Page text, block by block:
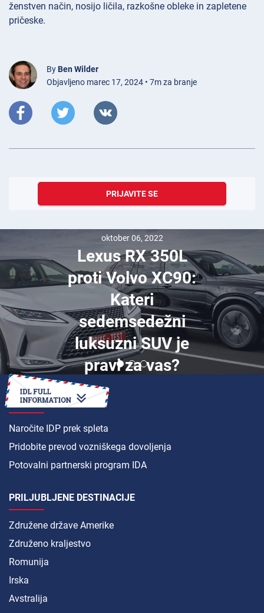
ženstven način, nosijo ličila, razkošne obleke in zapletene
pričeske.
By Ben Wilder
Objavljeno marec 17, 2024 • 7m za branje
PRIJAVITE SE
oktober 06, 2022
Lexus RX 350L
proti Volvo XC90:
Kateri
sedemsedežni
luksuzni SUV je
pravi za vas?
KAKO DO
Naročite IDP prek spleta
Pridobite prevod vozniškega dovoljenja
Potovalni partnerski program IDA
PRILJUBLJENE DESTINACIJE
Združene države Amerike
Združeno kraljestvo
Romunija
Irska
Avstralija